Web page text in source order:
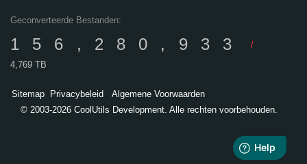
Geconverteerde Bestanden:
156,280,933
/
4,769 TB
Sitemap Privacybeleid
Algemene Voorwaarden
© 2003-2026 CoolUtils Development. Alle rechten voorbehouden.